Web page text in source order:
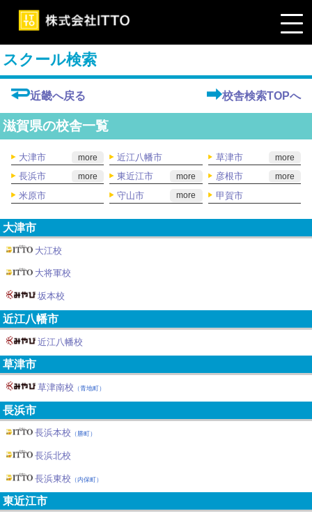
スクール検索
近畿へ戻る 校舎検索TOPへ
滋賀県の校舎一覧
大津市 more 近江八幡市 草津市 more
長浜市 more 東近江市 more 彦根市 more
米原市 守山市 more 甲賀市
大津市
大江校
大将軍校
坂本校
近江八幡市
近江八幡校
草津市
草津南校 （青地町）
長浜市
長浜本校 （勝町）
長浜北校
長浜東校 （内保町）
東近江市